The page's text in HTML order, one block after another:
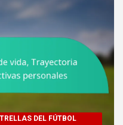
DEL FÚTBOL